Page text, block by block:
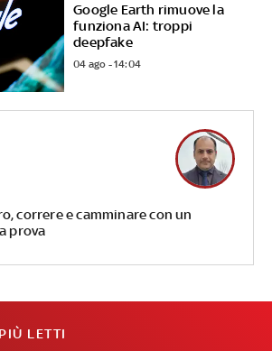
Google Earth rimuove la
funziona AI: troppi
deepfake
04 ago - 14:04
correre e camminare con un
prova
LETTI